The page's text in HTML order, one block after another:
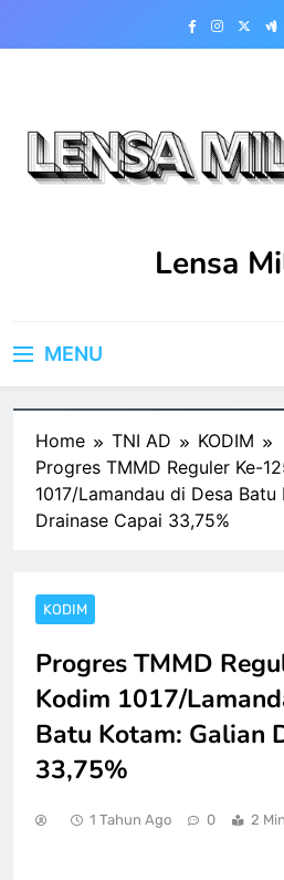
Lensa
MENU
Home TNI AD
KODIM
Progres TMMD Reguler Ke-
1017/Lamandau di Desa Batu
Drainase Capai 33,75%
KODIM
Progres TMMD
Kodim 1017/
Batu Kotam: Galian
33,75%
1 Tahun Ago 0 2